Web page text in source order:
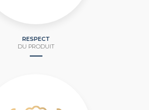
RESPECT
DU PRODUIT